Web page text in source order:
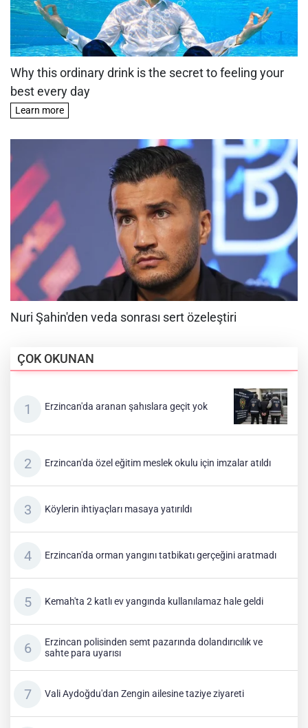
ÇOK OKUNAN
Erzincan'da aranan şahıslara geçit yok
Erzincan'da özel eğitim meslek okulu için imzalar atıldı
Köylerin ihtiyaçları masaya yatırıldı
Erzincan'da orman yangını tatbikatı gerçeğini aratmadı
Kemah'ta 2 katlı ev yangında kullanılamaz hale geldi
Erzincan polisinden semt pazarında dolandırıcılık ve
sahte para uyarısı
Vali Aydoğdu'dan Zengin ailesine taziye ziyareti